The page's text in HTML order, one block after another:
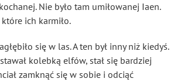
Nie było tam umiłowanej Iaen.
ich karmiło.
się w las. A ten był inny niż kiedyś.
kolebką elfów, stał się bardziej
zamknąć się w sobie i odciąć